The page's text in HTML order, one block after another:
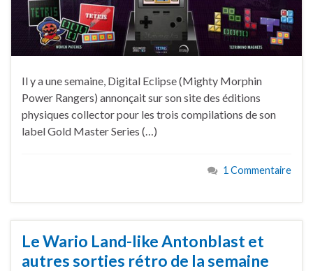
Il y a une semaine, Digital Eclipse (Mighty Morphin
Power Rangers) annonçait sur son site des éditions
physiques collector pour les trois compilations de son
label Gold Master Series (…)
1 Commentaire
Le Wario Land-like Antonblast et
autres sorties rétro de la semaine